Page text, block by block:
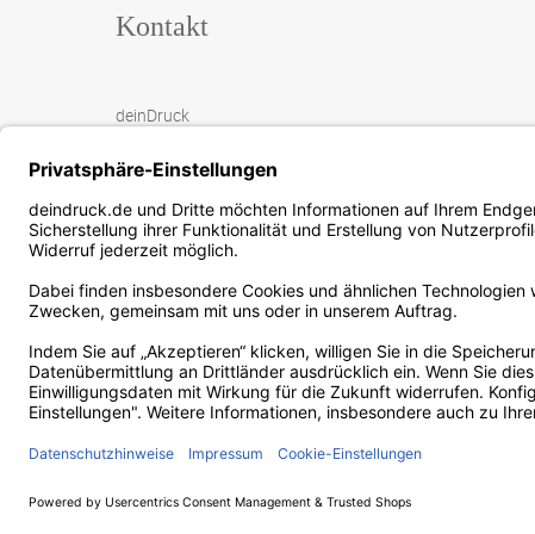
Kontakt
deinDruck
88271 Wilhelmsdorf
+49 (0) 7503 916 9177
mail@deindruck.de
2026 |